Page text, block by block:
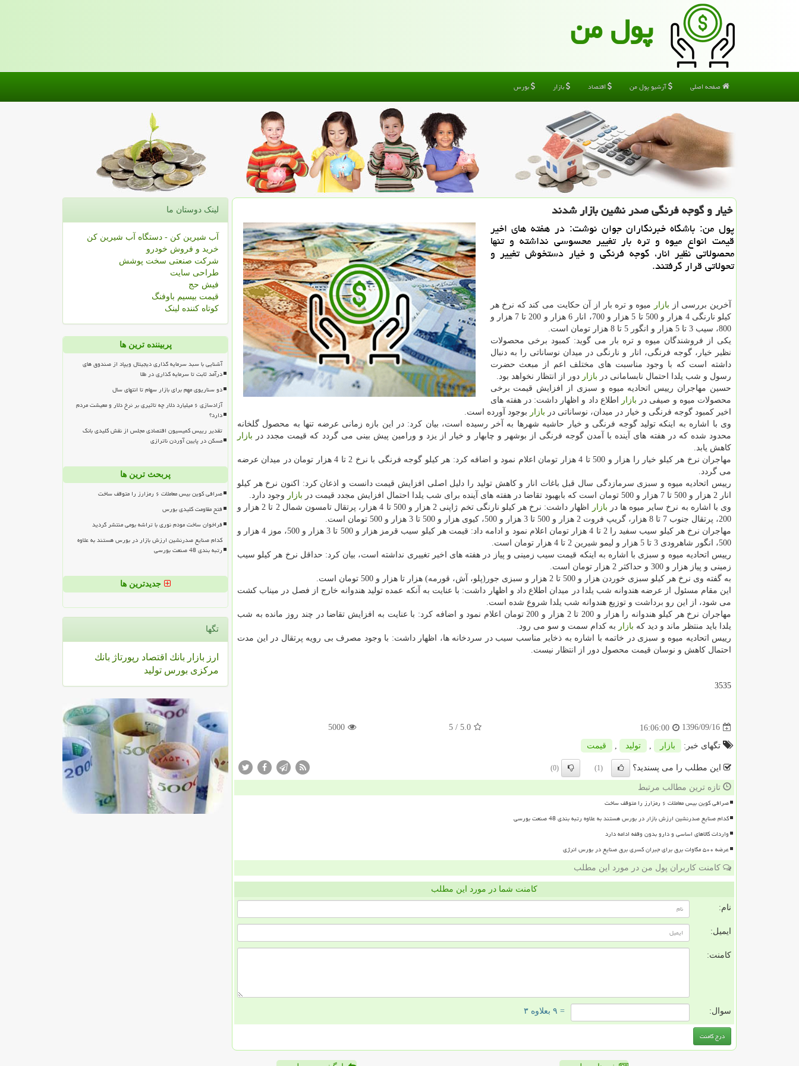
پول من
صفحه اصلی آرشیو پول من اقتصاد بازار بورس
خیار و گوجه فرنگی صدر نشین بازار شدند
پول من: باشگاه خبرنگاران جوان نوشت: در هفته های اخیر
قیمت انواع میوه و تره بار تغییر محسوسی نداشته و تنها
محصولاتی نظیر انار، گوجه فرنگی و خیار دستخوش تغییر و
تحولاتی قرار گرفتند.
آخرین بررسی از بازار
میوه و تره بار از آن حكایت می كند كه نرخ هر
كیلو نارنگی 4 هزار و 500 تا 5 هزار و 700، انار 6 هزار و 200 تا 7 هزار و
800، سیب 3 تا 5 هزار و انگور 5 تا 8 هزار تومان است.
یكی از فروشندگان میوه و تره بار می گوید: كمبود برخی محصولات
نظیر خیار، گوجه فرنگی، انار و نارنگی در میدان نوساناتی را به دنبال
داشته است كه با وجود مناسبت های مختلف اعم از مبعث حضرت
رسول و شب یلدا احتمال نابسامانی در بازار دور از انتظار نخواهد بود.
حسین مهاجران رییس اتحادیه میوه و سبزی از افزایش قیمت برخی
محصولات میوه و صیفی در بازار
اطلاع داد و اظهار داشت: در هفته های
اخیر كمبود گوجه فرنگی و خیار در میدان، نوساناتی در بازار بوجود آورده است.
وی با اشاره به اینكه تولید گوجه فرنگی و خیار حاشیه شهرها به آخر رسیده است، بیان كرد: در این بازه زمانی عرضه تنها به محصول گلخانه
محدود شده كه در هفته های آینده با آمدن گوجه فرنگی از بوشهر و چابهار و خیار از یزد و ورامین پیش بینی می گردد كه قیمت مجدد در بازار
كاهش یابد.
مهاجران نرخ هر كیلو خیار را هزار و 500 تا 4 هزار تومان اعلام نمود و اضافه كرد: هر كیلو گوجه فرنگی با نرخ 2 تا 4 هزار تومان در میدان عرضه
می گردد.
رییس اتحادیه میوه و سبزی سرمازدگی سال قبل باغات انار و كاهش تولید را دلیل اصلی افزایش قیمت دانست و اذعان كرد: اكنون نرخ هر كیلو
انار 2 هزار و 500 تا 7 هزار و 500 تومان است كه بابهبود تقاضا در هفته های آینده برای شب یلدا احتمال افزایش مجدد قیمت در
بازار وجود دارد.
وی با اشاره به نرخ سایر میوه ها در بازار
اظهار داشت: نرخ هر كیلو نارنگی تخم ژاپنی 2 هزار و 500 تا 4 هزار، پرتقال تامسون شمال 2 تا 2 هزار و
200، پرتقال جنوب 7 تا 8 هزار، گریپ فروت 2 هزار و 500 تا 3 هزار و 500، كیوی هزار و 500 تا 3 هزار و 500 تومان است.
مهاجران نرخ هر كیلو سیب سفید را 2 تا 4 هزار تومان اعلام نمود و ادامه داد: قیمت هر كیلو سیب قرمز هزار و 500 تا 3 هزار و 500، موز 4 هزار و
500، انگور شاهرودی 3 تا 5 هزار و لیمو شیرین 2 تا 4 هزار تومان است.
رییس اتحادیه میوه و سبزی با اشاره به اینكه قیمت سیب زمینی و پیاز در هفته های اخیر تغییری نداشته است، بیان كرد: حداقل نرخ هر كیلو سیب
زمینی و پیاز هزار و 300 و حداكثر 2 هزار تومان است.
به گفته وی نرخ هر كیلو سبزی خوردن هزار و 500 تا 2 هزار و سبزی جور(پلو، آش، قورمه) هزار تا هزار و 500 تومان است.
این مقام مسئول از عرضه هندوانه شب یلدا در میدان اطلاع داد و اظهار داشت: با عنایت به آنكه عمده تولید هندوانه خارج از فصل در میناب كشت
می شود، از این رو برداشت و توزیع هندوانه شب یلدا شروع شده است.
مهاجران نرخ هر كیلو هندوانه را هزار و 200 تا 2 هزار و 200 تومان اعلام نمود و اضافه كرد: با عنایت به افزایش تقاضا در چند روز مانده به شب
یلدا باید منتظر ماند و دید كه بازار به كدام سمت و سو می رود.
رییس اتحادیه میوه و سبزی در خاتمه با اشاره به ذخایر مناسب سیب در سردخانه ها، اظهار داشت: با وجود مصرف بی رویه پرتقال در این مدت
احتمال كاهش و نوسان قیمت محصول دور از انتظار نیست.
3535
1396/09/16
16:06:00
5.0
/ 5
5000
تگهای خبر: بازار تولید قیمت
این مطلب را می پسندید؟ (1)
(0)
تازه ترین مطالب مرتبط
صرافی کوین بیس معاملات ۶ رمزارز را متوقف ساخت
کدام صنایع صدرنشین ارزش بازار در بورس هستند به علاوه رتبه بندی 48 صنعت بورسی
واردات کالاهای اساسی و دارو بدون وقفه ادامه دارد
عرضه ۵۰۰ مگاوات برق برای جبران کسری برق صنایع در بورس انرژی
کامنت کاربران پول من در مورد این مطلب
کامنت شما در مورد این مطلب
نام:
ایمیل:
کامنت:
سوال: = ۹ بعلاوه ۳
لینک دوستان ما
آب شیرین کن - دستگاه آب شیرین کن
خرید و فروش خودرو
شرکت صنعتی سخت پوشش
طراحی سایت
فیش حج
قیمت بیسیم باوفنگ
کوتاه کننده لینک
پربیننده ترین ها
آشنایی با سبد سرمایه گذاری دیجیتال ویپاد از صندوق های
درآمد ثابت تا سرمایه گذاری در طلا
دو سناریوی مهم برای بازار سهام تا انتهای سال
آزادسازی ۶ میلیارد دلار چه تاثیری بر نرخ دلار و معیشت مردم
دارد؟
تقدیر رییس کمیسیون اقتصادی مجلس از نقش کلیدی بانک
مسکن در پایین آوردن ناترازی
پربحث ترین ها
صرافی کوین بیس معاملات ۶ رمزارز را متوقف ساخت
فتح مقاومت کلیدی بورس
فراخوان ساخت مودم نوری با تراشه بومی منتشر گردید
کدام صنایع صدرنشین ارزش بازار در بورس هستند به علاوه
رتبه بندی 48 صنعت بورسی
جدیدترین ها
تگها
ارز بازار بانك اقتصاد رپورتاژ بانك
مركزی بورس تولید